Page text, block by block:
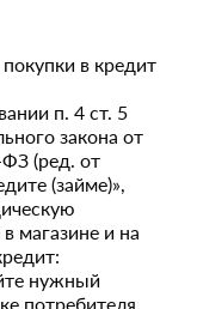
в кредит
п. 4 ст. 5
закона от
(ред. от
(займе)»,
магазине и на
нужный
потребителя.